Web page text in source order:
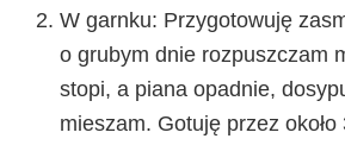
W garnku: Przygotowuję
o grubym dnie rozpuszczam
stopi, a piana opadnie,
mieszam. Gotuję przez około